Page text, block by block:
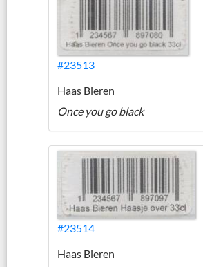
#23513
Haas Bieren
Once you go black
#23514
Haas Bieren